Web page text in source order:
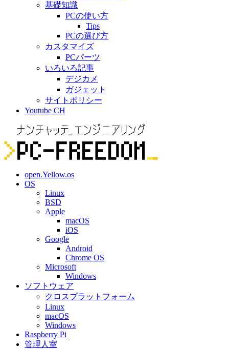
基礎知識
PCの使い方
Tips
PCの選び方
カスタマイズ
PCパーツ
いろいろ記事
デジカメ
ガジェット
サイトポリシー
Youtube CH
open.Yellow.os
OS
Linux
BSD
Apple
macOS
iOS
Google
Android
Chrome OS
Microsoft
Windows
ソフトウェア
クロスプラットフォーム
Linux
macOS
Windows
Raspberry Pi
管理人室